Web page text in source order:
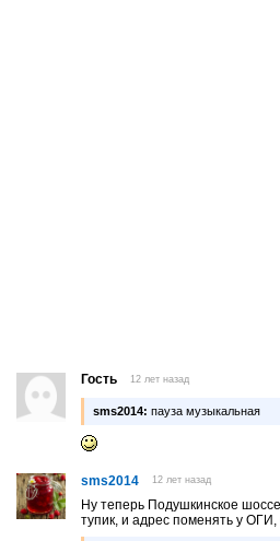
Гость 12 лет назад
sms2014: пауза музыкальная
sms2014 12 лет назад
Ну теперь Подушкинское
тупик, и адрес поменять у